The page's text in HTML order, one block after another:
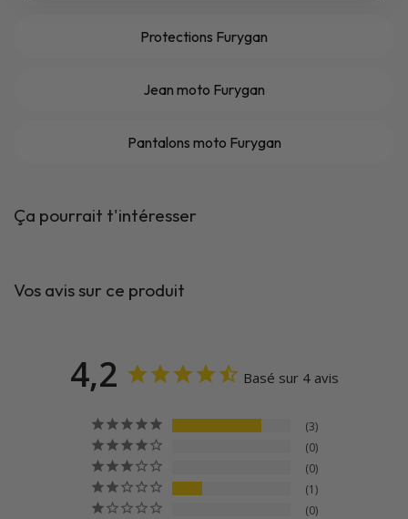
Protections Furygan
Jean moto Furygan
Pantalons moto Furygan
Ça pourrait t'intéresser
Vos avis sur ce produit
4,2 Basé sur 4 avis
3
0
0
1
0